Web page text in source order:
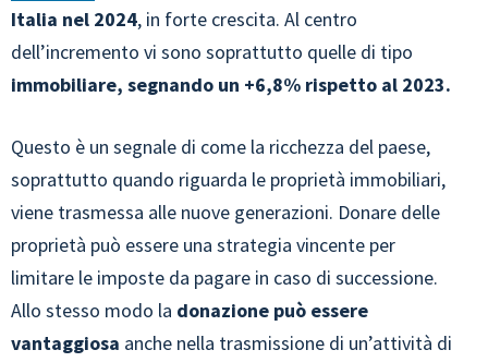
Italia nel 2024, in forte crescita. Al centro
dell’incremento vi sono soprattutto quelle di tipo
immobiliare, segnando un +6,8% rispetto al 2023.
Questo è un segnale di come la ricchezza del paese,
soprattutto quando riguarda le proprietà immobiliari,
viene trasmessa alle nuove generazioni. Donare delle
proprietà può essere una strategia vincente per
limitare le imposte da pagare in caso di successione.
Allo stesso modo la donazione può essere
vantaggiosa anche nella trasmissione di un’attività di